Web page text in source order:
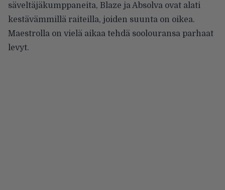
säveltäjäkumppaneita, Blaze ja Absolva ovat alati
kestävämmillä raiteilla, joiden suunta on oikea.
Maestrolla on vielä aikaa tehdä soolouransa parhaat
levyt.